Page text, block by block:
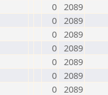
0 2089
0 2089
0 2089
0 2089
0 2089
0 2089
0 2089